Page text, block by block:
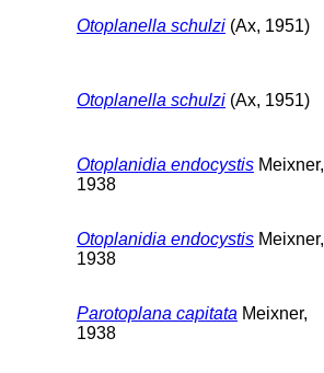
Otoplanella schulzi (Ax, 1951)
Otoplanella schulzi (Ax, 1951)
Otoplanidia endocystis Meixner,
1938
Otoplanidia endocystis Meixner,
1938
Parotoplana capitata Meixner,
1938